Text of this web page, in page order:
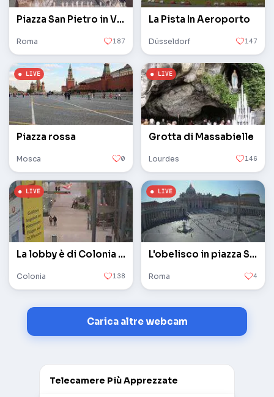
Piazza San Pietro in Vaticano
Roma 187
La Pista In Aeroporto
Düsseldorf 147
Piazza rossa
Mosca 0
Grotta di Massabielle
Lourdes 146
La lobby è di Colonia / Bonn
Colonia 138
L'obelisco in piazza San Pietro in Vaticano
Roma 4
Carica altre webcam
Telecamere Più Apprezzate